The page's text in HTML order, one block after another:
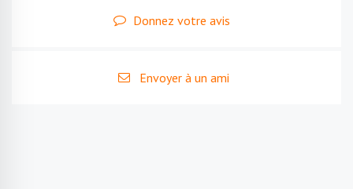
Donnez votre avis
Envoyer à un ami